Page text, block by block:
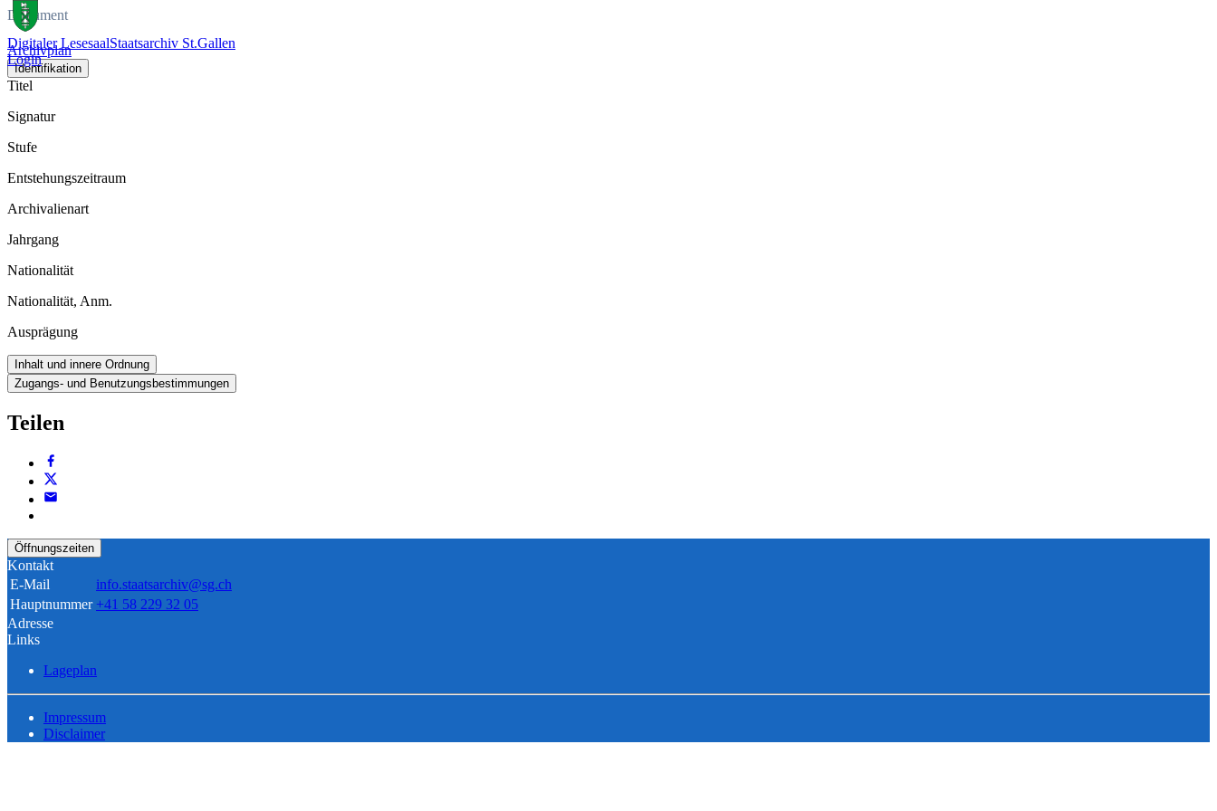
Digitaler LesesaalStaatsarchiv St.Gallen
Login
Dokument
Archivplan
Identifikation
Titel
Signatur
Stufe
Entstehungszeitraum
Archivalienart
Jahrgang
Nationalität
Nationalität, Anm.
Ausprägung
Inhalt und innere Ordnung
Zugangs- und Benutzungsbestimmungen
Teilen
Öffnungszeiten
Kontakt
E-Mail
info.staatsarchiv@sg.ch
Hauptnummer +41 58 229 32 05
Adresse
Links
Lageplan
Impressum
Disclaimer